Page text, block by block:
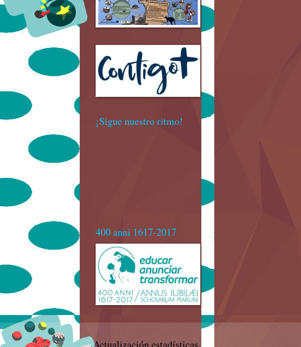
¡Sigue nuestro ritmo!
400 anni 1617-2017